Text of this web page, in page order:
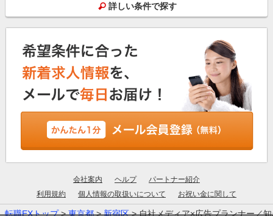
詳しい条件で探す
会社案内 ヘルプ
パートナー紹介
利用規約
個人情報の取扱いについて お祝い金に関して
転職EXトップ>東京都>新宿区> 自社メディア×広告プランナー／